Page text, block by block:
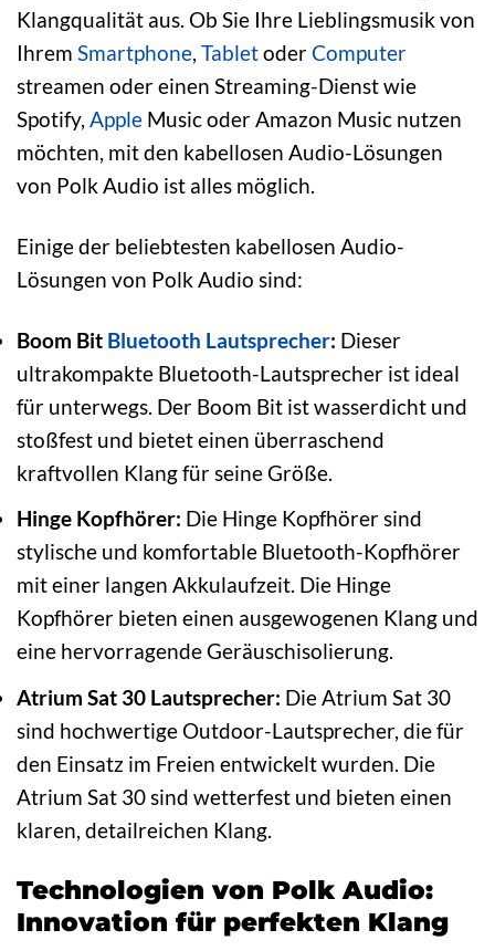
Klangqualität aus. Ob Sie Ihre Lieblingsmusik von
Ihrem Smartphone, TabletoderComputer
streamen oder einen Streaming-Dienst wie
Spotify, Apple Music oder Amazon Music nutzen
möchten, mit den kabellosen Audio-Lösungen
von Polk Audio ist alles möglich.
Einige der beliebtesten kabellosen Audio-
Lösungen von Polk Audio sind:
Boom Bit Bluetooth Lautsprecher: Dieser
ultrakompakte Bluetooth-Lautsprecher ist ideal
für unterwegs. Der Boom Bit ist wasserdicht und
stoßfest und bietet einen überraschend
kraftvollen Klang für seine Größe.
Hinge Kopfhörer: Die Hinge Kopfhörer sind
stylische und komfortable Bluetooth-Kopfhörer
mit einer langen Akkulaufzeit. Die Hinge
Kopfhörer bieten einen ausgewogenen Klang und
eine hervorragende Geräuschisolierung.
Atrium Sat 30 Lautsprecher: Die Atrium Sat 30
sind hochwertige Outdoor-Lautsprecher, die für
den Einsatz im Freien entwickelt wurden. Die
Atrium Sat 30 sind wetterfest und bieten einen
klaren, detailreichen Klang.
Technologien von Polk Audio:
Innovation für perfekten Klang